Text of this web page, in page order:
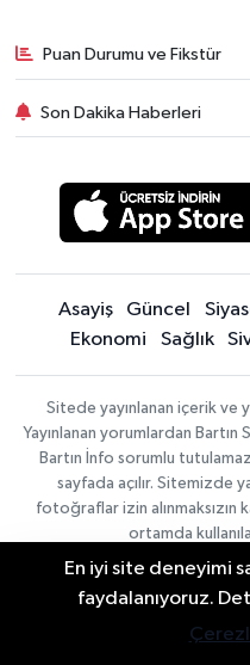
Puan Durumu ve Fikstür
Son Dakika Haberleri
Asayiş Güncel
Ekonomi
Sağlık
Sitede yayınlanan içerik ve
Yayınlanan yorumlardan Bartın
Bartın İnfo sorumlu
sayfada açılır. Sitemizde
fotoğraflar izin
ortamda
Sağlık Spor
En iyi site deneyimi
faydalanıyoruz.
10:43 Bartın
Ölümden Döndü